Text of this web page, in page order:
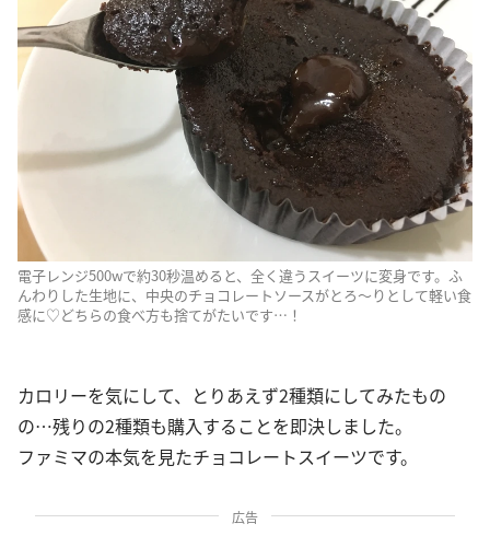
電子レンジ500wで約30秒温めると、全く違うスイーツに変身です。ふ
んわりした生地に、中央のチョコレートソースがとろ〜りとして軽い食
感に♡どちらの食べ方も捨てがたいです…！
カロリーを気にして、とりあえず2種類にしてみたもの
の…残りの2種類も購入することを即決しました。
ファミマの本気を見たチョコレートスイーツです。
広告